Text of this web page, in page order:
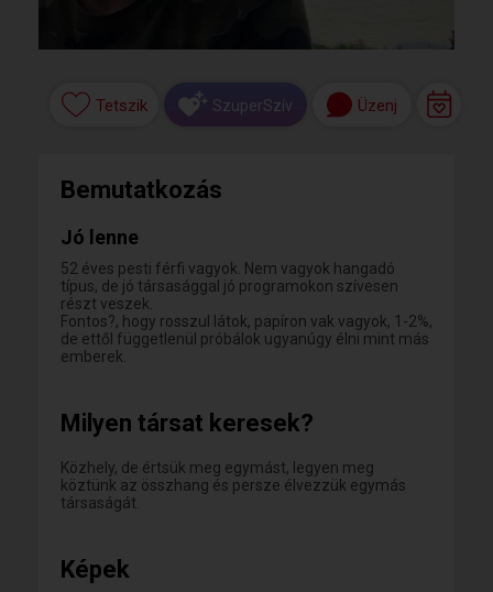
Tetszik SzuperSzív Üzenj
Bemutatkozás
Jó lenne
52 éves pesti férfi vagyok. Nem vagyok hangadó
típus, de jó társasággal jó programokon szívesen
részt veszek.
Fontos?, hogy rosszul látok, papíron vak vagyok, 1-2%,
de ettől függetlenül próbálok ugyanúgy élni mint más
emberek.
Milyen társat keresek?
Közhely, de értsük meg egymást, legyen meg
köztünk az összhang és persze élvezzük egymás
társaságát.
Képek